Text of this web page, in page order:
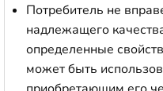
Потребитель не
надлежащего
определенные
может быть